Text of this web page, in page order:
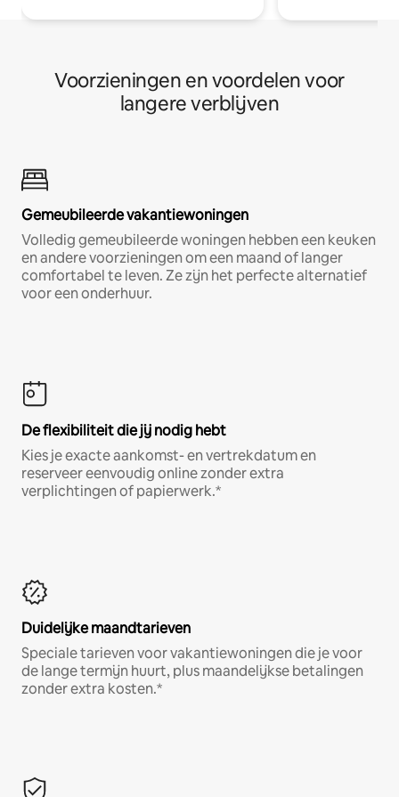
Voorzieningen en voordelen voor
langere verblijven
Gemeubileerde vakantiewoningen
Volledig gemeubileerde woningen hebben een keuken
en andere voorzieningen om een maand of langer
comfortabel te leven. Ze zijn het perfecte alternatief
voor een onderhuur.
De flexibiliteit die jij nodig hebt
Kies je exacte aankomst- en vertrekdatum en
reserveer eenvoudig online zonder extra
verplichtingen of papierwerk.*
Duidelijke maandtarieven
Speciale tarieven voor vakantiewoningen die je voor
de lange termijn huurt, plus maandelijkse betalingen
zonder extra kosten.*